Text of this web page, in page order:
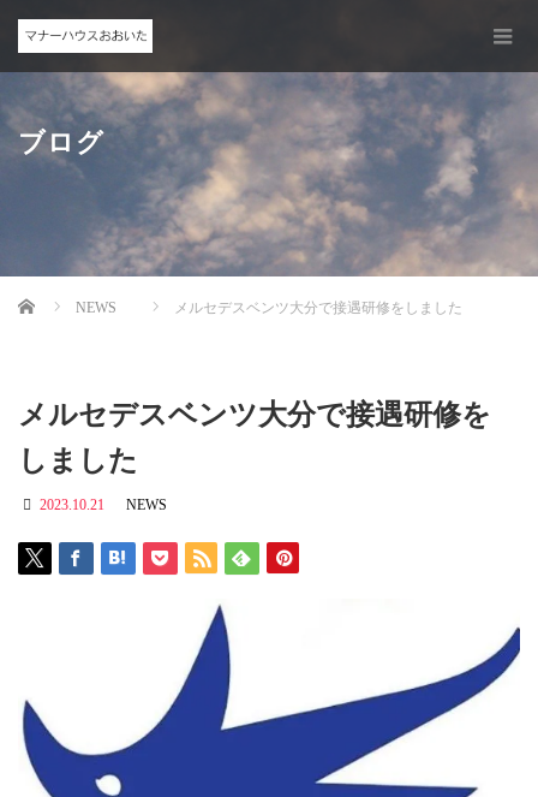
ブログ
Home NEWS メルセデスベンツ大分で接遇研修をしました
メルセデスベンツ大分で接遇研修を
しました
2023.10.21 NEWS